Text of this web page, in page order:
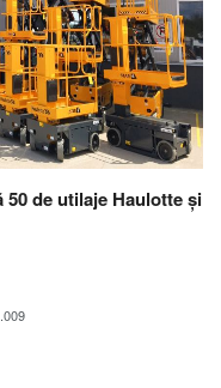
de utilaje Haulotte și